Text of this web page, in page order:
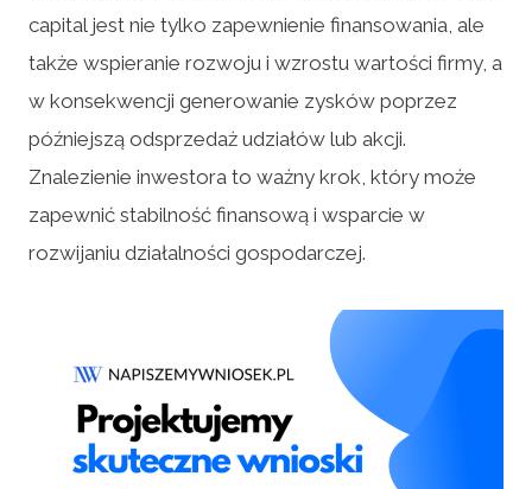
capital jest nie tylko zapewnienie finansowania, ale
także wspieranie rozwoju i wzrostu wartości firmy, a
w konsekwencji generowanie zysków poprzez
późniejszą odsprzedaż udziałów lub akcji.
Znalezienie inwestora to ważny krok, który może
zapewnić stabilność finansową i wsparcie w
rozwijaniu działalności gospodarczej.